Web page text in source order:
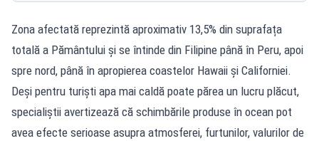
Zona afectată reprezintă aproximativ 13,5% din suprafața
totală a Pământului și se întinde din Filipine până în Peru, apoi
spre nord, până în apropierea coastelor Hawaii și Californiei.
Deși pentru turiști apa mai caldă poate părea un lucru plăcut,
specialiștii avertizează că schimbările produse în ocean pot
avea efecte serioase asupra atmosferei, furtunilor, valurilor de